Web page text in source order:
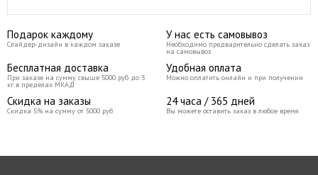
Подарок каждому
Слайдер-дизайн в каждом заказе
У нас есть самовывоз
Необходимо предварительно сделать заказ
на самовывоз
Бесплатная доставка
При заказе на сумму свыше 5000 руб до 3
кг в пределах МКАД
Удобная оплата
Можно оплатить онлайн и при получении
Скидка на заказы
Скидка 5% на сумму от 5000 руб
24 часа / 365 дней
Вы можете оставить заказ в любое время